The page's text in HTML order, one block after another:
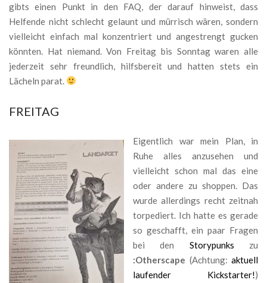
gibts einen Punkt in den FAQ, der darauf hinweist, dass
Helfende nicht schlecht gelaunt und mürrisch wären, sondern
vielleicht einfach mal konzentriert und angestrengt gucken
könnten. Hat niemand. Von Freitag bis Sonntag waren alle
jederzeit sehr freundlich, hilfsbereit und hatten stets ein
Lächeln parat.
FREITAG
Eigentlich war mein Plan, in
Ruhe alles anzusehen und
vielleicht schon mal das eine
oder andere zu shoppen. Das
wurde allerdings recht zeitnah
torpediert. Ich hatte es gerade
so geschafft, ein paar Fragen
bei den Storypunks zu
:Otherscape (Achtung: aktuell
laufender Kickstarter!)